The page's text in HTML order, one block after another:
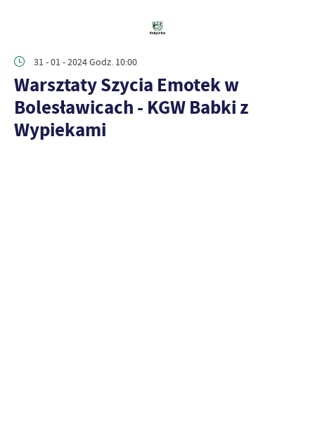
31 - 01 - 2024 Godz. 10:00
Warsztaty Szycia Emotek w
Bolesławicach - KGW Babki z
Wypiekami